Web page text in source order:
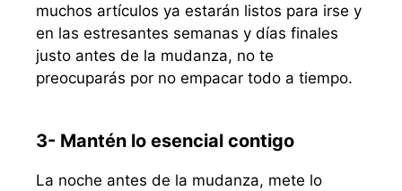
muchos artículos ya estarán listos para irse y
en las estresantes semanas y días finales
justo antes de la mudanza, no te
preocuparás por no empacar todo a tiempo.
3- Mantén lo esencial contigo
La noche antes de la mudanza, mete lo